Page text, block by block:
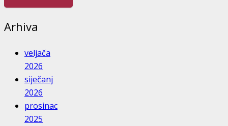
Arhiva
veljača
2026
siječanj
2026
prosinac
2025